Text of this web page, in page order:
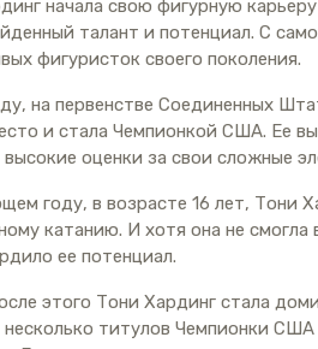
начала свою фигурную
талант и потенциал. С
фигуристок своего поколения.
на первенстве Соединенных
и стала Чемпионкой США. Ее
высокие оценки за свои сложные
году, в возрасте 16 лет, Тони
катанию. И хотя она не
ее потенциал.
этого Тони Хардинг стала
несколько титулов Чемпионки